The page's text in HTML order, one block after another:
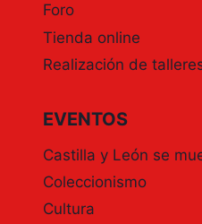
15
Y
OCTUBRE.
DE
VALLADOLID.
Foro
Tienda online
Realización de
EVENTOS
Castilla y León se
Coleccionismo
Cultura